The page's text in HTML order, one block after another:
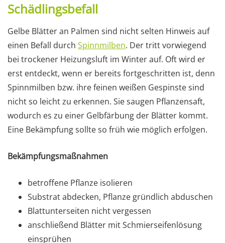
Schädlingsbefall
Gelbe Blätter an Palmen sind nicht selten Hinweis auf
einen Befall durch Spinnmilben. Der tritt vorwiegend
bei trockener Heizungsluft im Winter auf. Oft wird er
erst entdeckt, wenn er bereits fortgeschritten ist, denn
Spinnmilben bzw. ihre feinen weißen Gespinste sind
nicht so leicht zu erkennen. Sie saugen Pflanzensaft,
wodurch es zu einer Gelbfärbung der Blätter kommt.
Eine Bekämpfung sollte so früh wie möglich erfolgen.
Bekämpfungsmaßnahmen
betroffene Pflanze isolieren
Substrat abdecken, Pflanze gründlich abduschen
Blattunterseiten nicht vergessen
anschließend Blätter mit Schmierseifenlösung
einsprühen